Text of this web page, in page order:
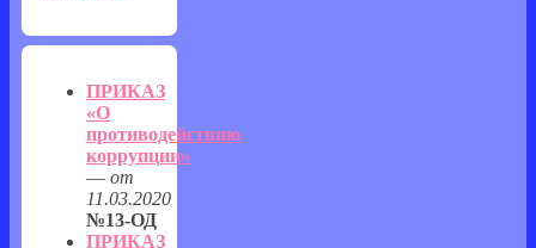
ПРИКАЗ
«О
противодействию
коррупции»
— от
11.03.2020
№13-ОД
ПРИКАЗ